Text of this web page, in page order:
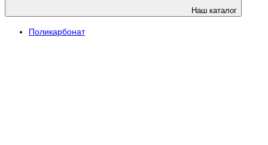
Наш каталог
Поликарбонат